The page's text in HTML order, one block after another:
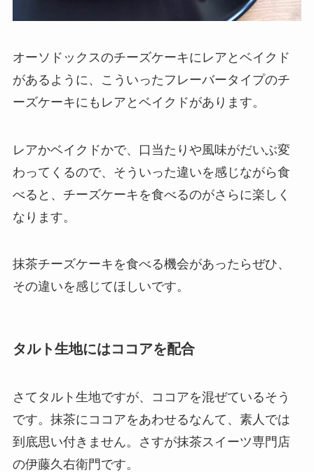
オーソドックスのチーズケーキにレアとベイクド
があるように、こういったフレーバータイプのチ
ーズケーキにもレアとベイクドがあります。
レアかベイクドかで、口当たりや風味がだいぶ変
わってくるので、そういった違いを感じながら食
べると、チーズケーキを食べるのがさらに楽しく
なります。
抹茶チーズケーキを食べる機会があったらぜひ、
その違いを感じてほしいです。
タルト生地にはココアを配合
さてタルト生地ですが、
ココアを混ぜているそう
です。 抹茶にココアをあわせるなんて、素人では
到底思い付きません。さすが抹茶スイーツ専門店
の伊藤久右衛門です。